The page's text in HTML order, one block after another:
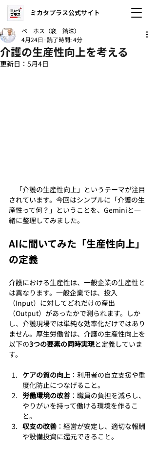
ミカタプラス公式サイト
介護の生産性向上を考える
ぺ ホス（裵 鎬洙）
4月24日 読了時間: 4分
更新日： 5月4日
「介護の生産性向上」というテーマが注目
されています。今回はシンプルに「介護の生
産性って何？」ということを、Geminiと一
緒に整理してみました。
AIに聞いてみた「生産性向上」
の定義
介護における生産性は、一般企業の生産性と
は異なります。一般企業では、投入
（Input）に対してどれだけの産出
（Output）があったかで測られます。しか
し、介護現場では単純な効率化だけではあり
ません。厚生労働省は、介護の生産性向上を
以下の3つの要素の同時実現と定義していま
す。
ケアの質の向上 ：利用者の自立支援や重
度化防止につなげること。
労働環境の改善 ：職員の負担を減らし、
やりがいを持って働ける環境を作るこ
と。
収支の改善 ：経営が安定し、適切な報酬
や設備投資に還元できること。